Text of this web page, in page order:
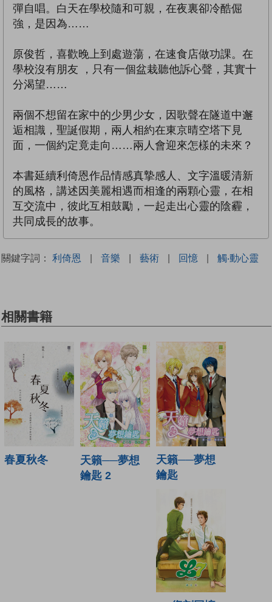
彈自唱。白天在學校隨和可親，在夜裏卻冷酷倔
強，是因為……
原俊哲，喜歡晚上到處遊蕩，在速食店做功課。在
學校沒有朋友 ，只有一個盆栽聽他訴心聲，其實十
分渴望……
兩個不想留在家中的少男少女，因歌聲在隧道中邂
逅相識，聖誕假期，兩人相約在東京晴空塔下見
面，一個約定竟走向……兩人會迎來怎樣的未來？
本書延續利倚恩作品情感真摯感人、文字溫暖清新
的風格，講述因美麗相遇而相逢的兩顆心靈，在相
互交流中，彼此互相鼓勵，一起走出心靈的陰霾，
共同成長的故事。
關鍵字詞： 利倚恩 | 音樂 | 藝術 | 回憶 | 觸‧動心靈
相關書籍
春夏秋冬
天籟──夢想
鑰匙 2
天籟──夢想
鑰匙